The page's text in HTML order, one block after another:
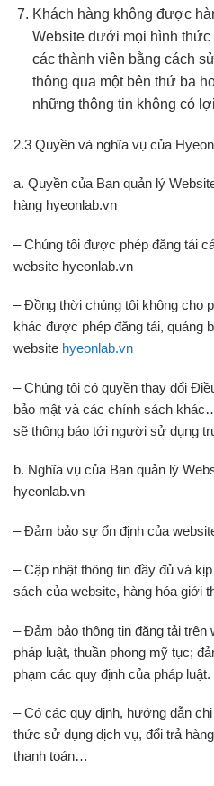
Khách hàng không được
Website dưới mọi hình
các thành viên bằng cách
thông qua một bên thứ ba
những thông tin không có
2.3 Quyền và nghĩa vụ của
a. Quyền của Ban quản lý
hàng hyeonlab.vn
– Chúng tôi được phép đăng tải
website hyeonlab.vn
– Đồng thời chúng tôi không cho
khác được phép đăng tải, quảng
website hyeonlab.vn
– Chúng tôi có quyền thay đổi
bảo mật và các chính sách
sẽ thông báo tới người sử dụng
b. Nghĩa vụ của Ban quản lý
hyeonlab.vn
– Đảm bảo sự ổn định của
– Cập nhật thông tin đầy đủ và
sách của website, hàng hóa giới
– Đảm bảo thông tin đăng tải
pháp luật, thuần phong mỹ tục;
phạm các quy định của pháp luật.
– Có các quy định, hướng dẫn
thức sử dụng dịch vụ, đổi trả
thanh toán…